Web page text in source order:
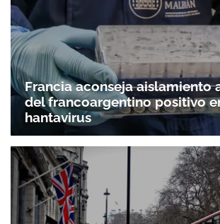
Francia aconseja aislamiento
del francoargentino positivo
hantavirus